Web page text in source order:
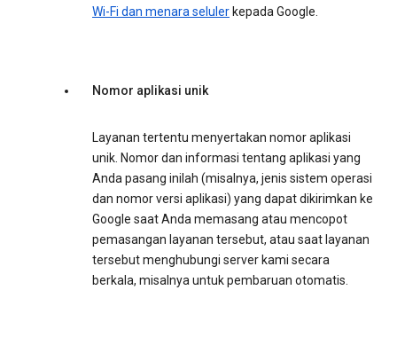
Wi-Fi dan menara seluler kepada Google.
Nomor aplikasi unik
Layanan tertentu menyertakan nomor aplikasi
unik. Nomor dan informasi tentang aplikasi yang
Anda pasang inilah (misalnya, jenis sistem operasi
dan nomor versi aplikasi) yang dapat dikirimkan ke
Google saat Anda memasang atau mencopot
pemasangan layanan tersebut, atau saat layanan
tersebut menghubungi server kami secara
berkala, misalnya untuk pembaruan otomatis.